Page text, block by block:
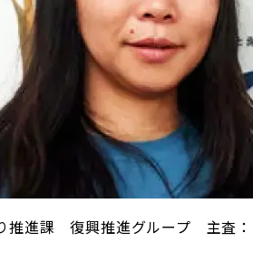
推進課 復興推進グループ 主査：